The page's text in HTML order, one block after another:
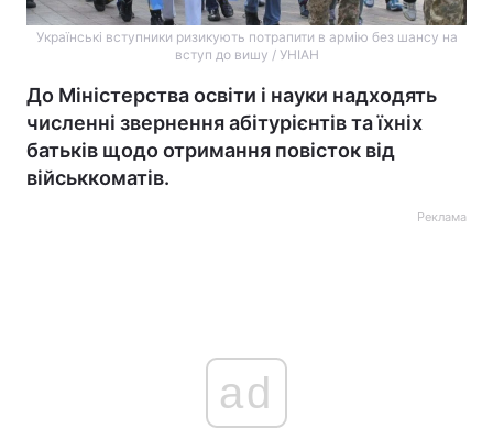
Українські вступники ризикують потрапити в армію без шансу на
вступ до вишу / УНІАН
До Міністерства освіти і науки надходять
численні звернення абітурієнтів та їхніх
батьків щодо отримання повісток від
військкоматів.
Реклама
ad